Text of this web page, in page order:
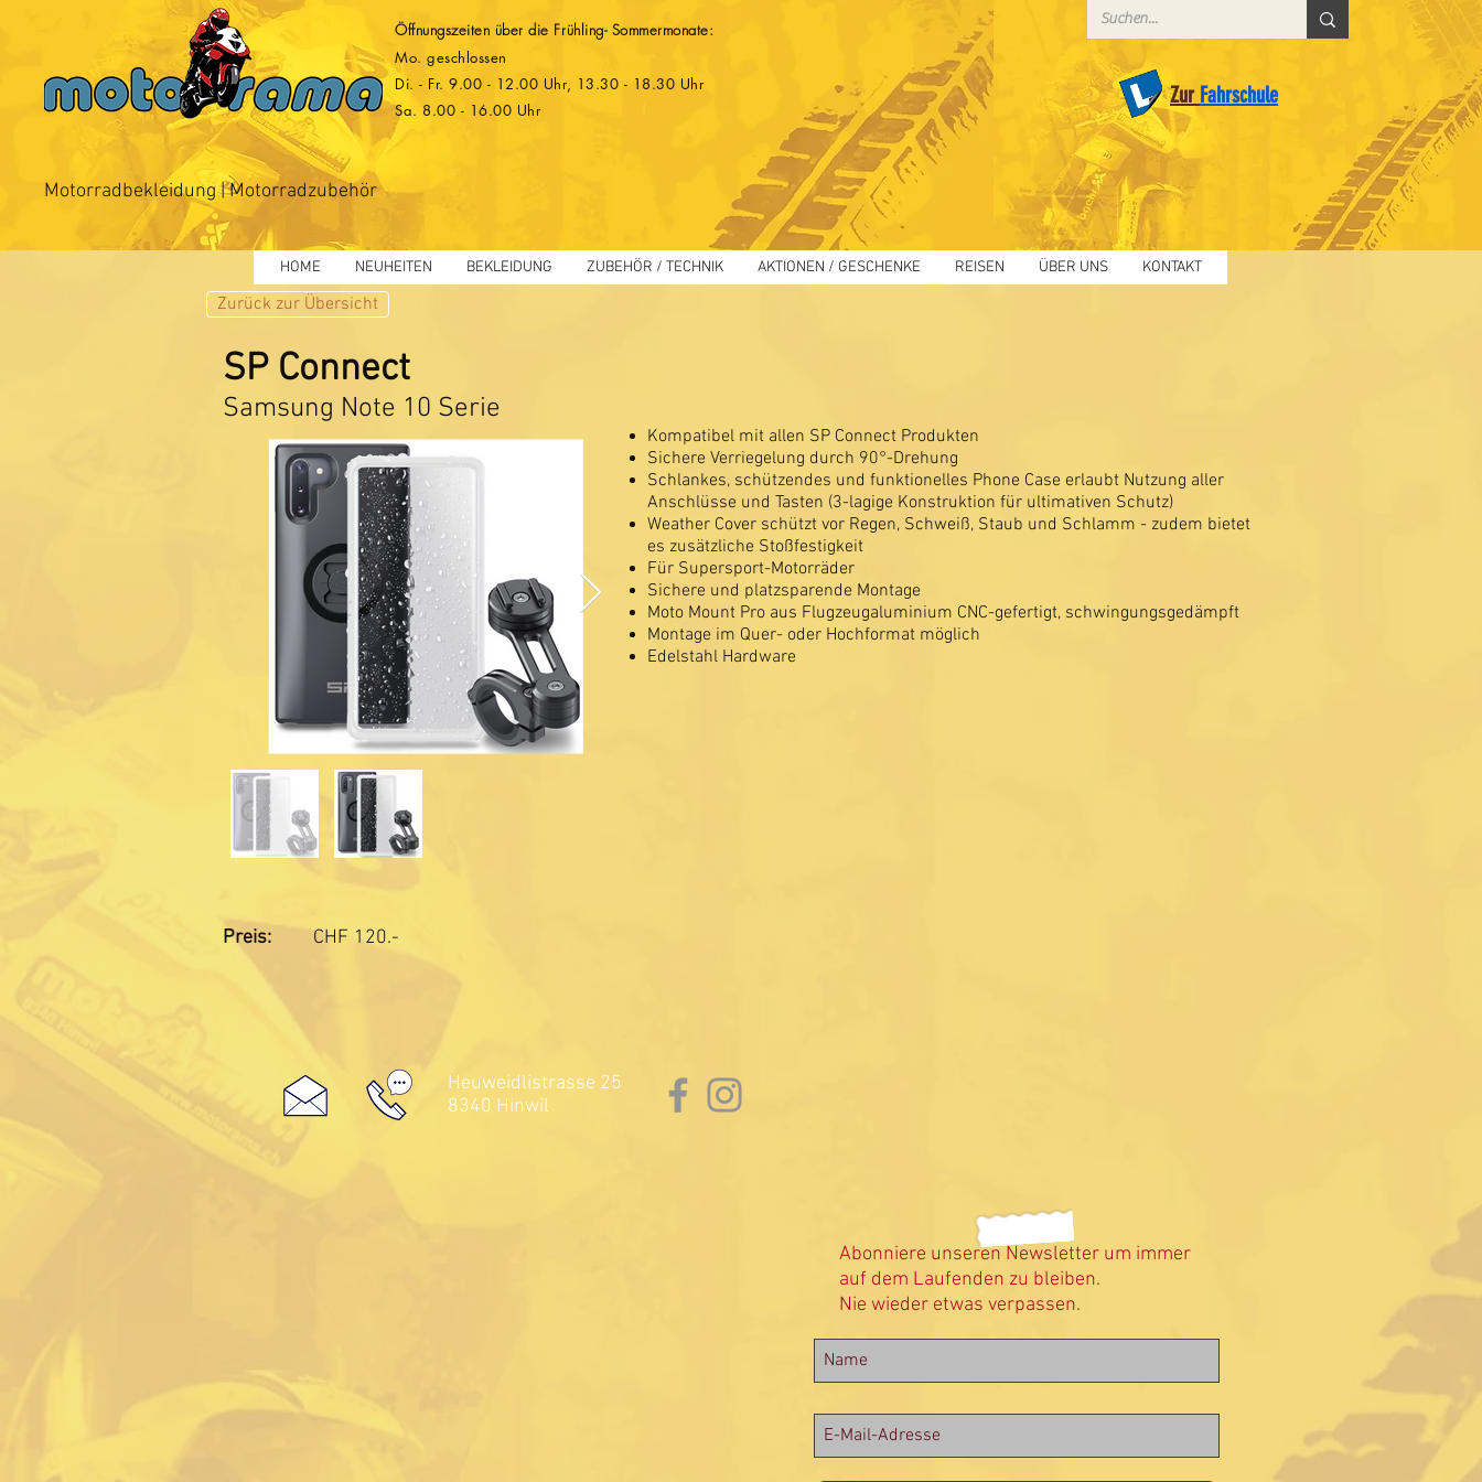
Öffnungszeiten über die Frühling- Sommermonate:
Mo. geschlossen
Di. - Fr. 9.00 - 12.00 Uhr, 13.30 - 18.30 Uhr
Sa. 8.00 - 16.00 Uhr
Motorradbekleidung | Motorradzubehör
Zur Fahrschule
HOME NEUHEITEN BEKLEIDUNG ZUBEHÖR / TECHNIK AKTIONEN / GESCHENKE REISEN ÜBER UNS KONTAKT
Zurück zur Übersicht
SP Connect
Samsung Note 10 Serie
Kompatibel mit allen SP Connect Produkten
Sichere Verriegelung durch 90°-Drehung
Schlankes, schützendes und funktionelles Phone Case erlaubt Nutzung aller
Anschlüsse und Tasten (3-lagige Konstruktion für ultimativen Schutz)
Weather Cover schützt vor Regen, Schweiß, Staub und Schlamm - zudem bietet
es zusätzliche Stoßfestigkeit
Für Supersport-Motorräder
Sichere und platzsparende Montage
Moto Mount Pro aus Flugzeugaluminium CNC-gefertigt, schwingungsgedämpft
Montage im Quer- oder Hochformat möglich
Edelstahl Hardware
Preis: CHF 120.-
Heuweidlistrasse 25
8340 Hinwil
Abonniere unseren Newsletter um immer
auf dem Laufenden zu bleiben.
Nie wieder etwas verpassen.